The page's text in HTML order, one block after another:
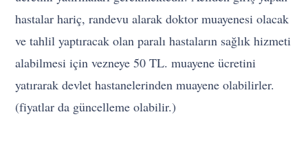
hastalar hariç, randevu alarak doktor muayenesi olacak
ve tahlil yaptıracak olan paralı hastaların sağlık hizmeti
alabilmesi için vezneye 50 TL. muayene ücretini
yatırarak devlet hastanelerinden muayene olabilirler.
(fiyatlar da güncelleme olabilir.)